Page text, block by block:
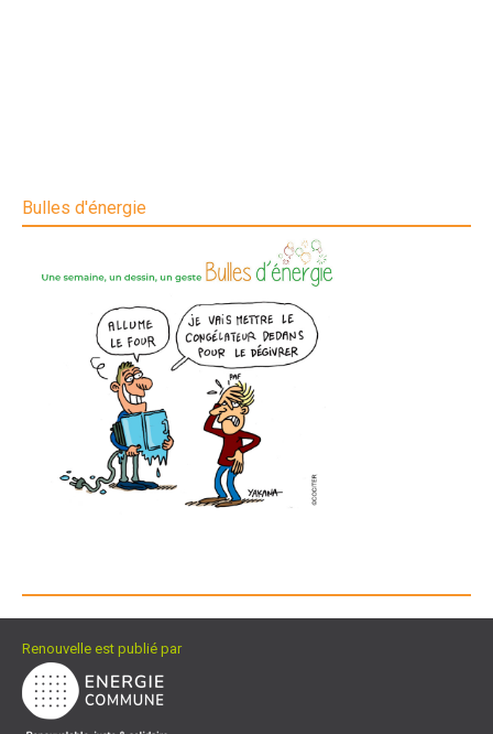
Bulles d'énergie
Renouvelle est publié par